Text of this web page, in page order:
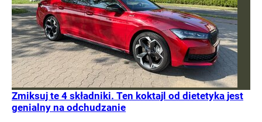
Zmiksuj te 4 składniki. Ten koktajl od dietetyka jest
genialny na odchudzanie